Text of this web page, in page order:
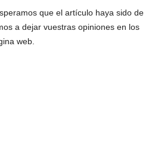
que el artículo haya sido de
a dejar vuestras opiniones en los
web.